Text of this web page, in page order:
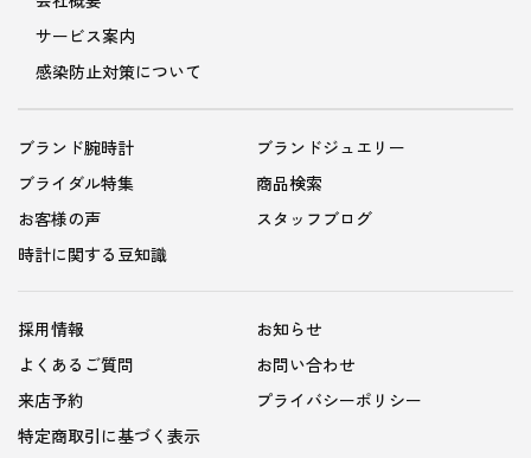
サービス案内
感染防止対策について
ブライダル特集
商品検索
お客様の声
スタッフブログ
時計に関する豆知識
よくあるご質問
お問い合わせ
来店予約
プライバシーポリシー
特定商取引に基づく表示